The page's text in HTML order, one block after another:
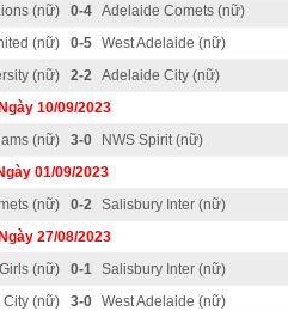
(nữ) 0-4
Adelaide Comets (nữ)
(nữ) 0-5
West Adelaide (nữ)
(nữ) 2-2
Adelaide City (nữ)
10/09/2023
(nữ) 3-0
NWS Spirit (nữ)
01/09/2023
(nữ) 0-2
Salisbury Inter (nữ)
27/08/2023
(nữ) 0-1
Salisbury Inter (nữ)
(nữ) 3-0
West Adelaide (nữ)